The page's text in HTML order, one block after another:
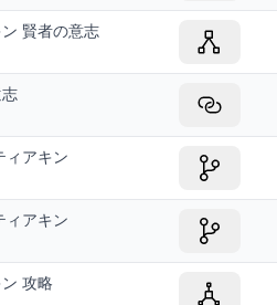
賢者の意志
ィアキン
ィアキン
攻略